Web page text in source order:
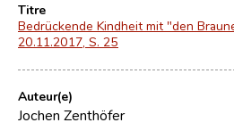
Titre
Bedrückende Kindheit mit "den
20.11.2017, S. 25
Auteur(e)
Jochen Zenthöfer